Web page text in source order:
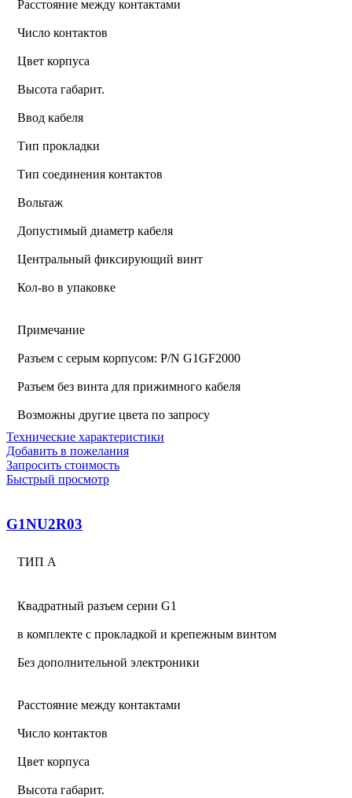
Расстояние между контактами
Число контактов
Цвет корпуса
Высота габарит.
Ввод кабеля
Тип прокладки
Тип соединения контактов
Вольтаж
Допустимый диаметр кабеля
Центральный фиксирующий винт
Кол-во в упаковке
Примечание
Разъем с серым корпусом: P/N G1GF2000
Разъем без винта для прижимного кабеля
Возможны другие цвета по запросу
Технические характеристики
Добавить в пожелания
Запросить стоимость
Быстрый просмотр
G1NU2R03
ТИП А
Квадратный разъем серии G1
в комплекте с прокладкой и крепежным винтом
Без дополнительной электроники
Расстояние между контактами
Число контактов
Цвет корпуса
Высота габарит.